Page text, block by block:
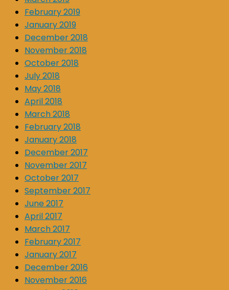
February 2019
January 2019
December 2018
November 2018
October 2018
July 2018
May 2018
April 2018
March 2018
February 2018
January 2018
December 2017
November 2017
October 2017
September 2017
June 2017
April 2017
March 2017
February 2017
January 2017
December 2016
November 2016